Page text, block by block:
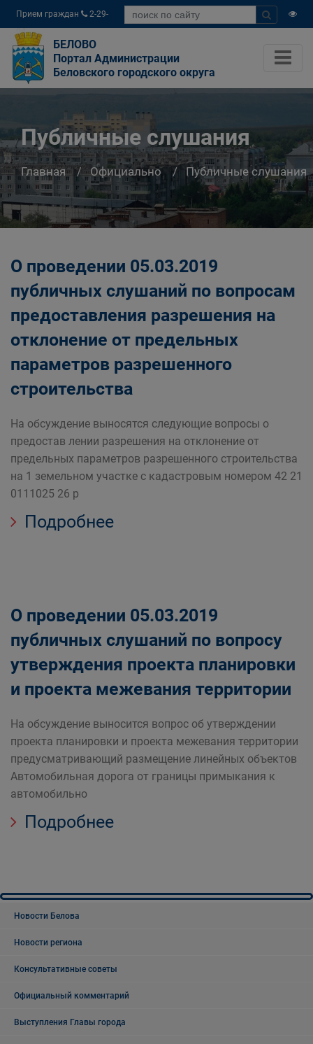
Прием граждан
2-29-
04
БЕЛОВО
Портал Администрации
Беловского городского округа
Публичные слушания
Главная Официально Публичные слушания
О проведении 05.03.2019
публичных слушаний по вопросам
предоставления разрешения на
отклонение от предельных
параметров разрешенного
строительства
На обсуждение выносятся следующие вопросы о
предостав лении разрешения на отклонение от
предельных параметров разрешенного строительства
на 1 земельном участке с кадастровым номером 42 21
0111025 26 р
Подробнее
О проведении 05.03.2019
публичных слушаний по вопросу
утверждения проекта планировки
и проекта межевания территории
На обсуждение выносится вопрос об утверждении
проекта планировки и проекта межевания территории
предусматривающий размещение линейных объектов
Автомобильная дорога от границы примыкания к
автомобильно
Подробнее
Новости Белова
Новости региона
Консультативные советы
Официальный комментарий
Выступления Главы города